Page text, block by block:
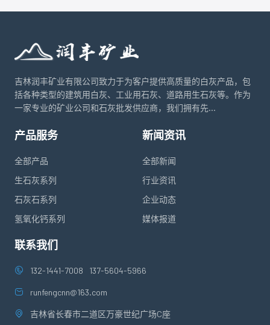
吉林润丰矿业有限公司致力于为客户提供高质量的白灰产品，包
括各种类型的建筑用白灰、工业用石灰、道路用生石灰等。作为
一家专业的矿业公司和石灰批发供应商，我们拥有先...
产品服务
全部产品
生石灰系列
石灰石系列
氢氧化钙系列
新闻资讯
全部新闻
行业资讯
企业动态
媒体报道
联系我们
132-1441-7008 137-5604-5966
runfengcnn@163.com
吉林省长春市二道区万豪世纪广场C座